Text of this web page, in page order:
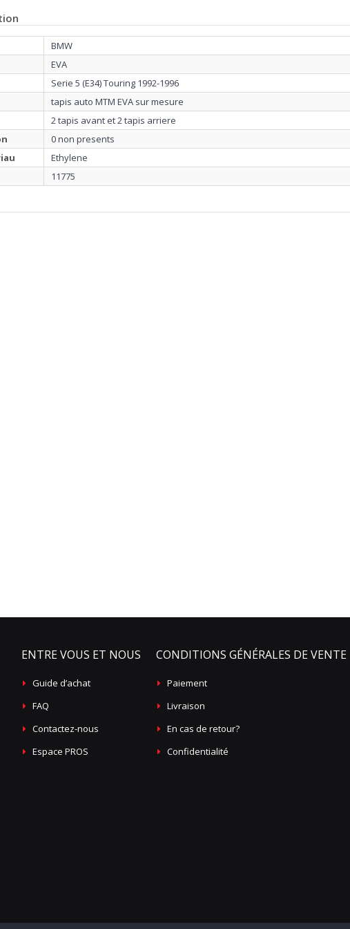
commandez
Loading...
BMW
EVA
Serie 5 (E34) Touring 1992-1996
tapis auto MTM EVA sur mesure
2 tapis avant et 2 tapis arriere
0 non presents
Ethylene
11775
ENTRE VOUS ET NOUS
Guide d’achat
FAQ
Contactez-nous
Espace PROS
CONDITIONS GÉNÉRALES DE VENTE
Paiement
Livraison
En cas de retour?
Confidentialité